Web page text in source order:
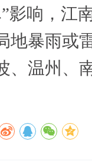
影响，江
地暴雨或
、温州、